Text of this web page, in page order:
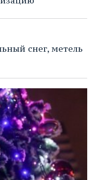
снег, метель